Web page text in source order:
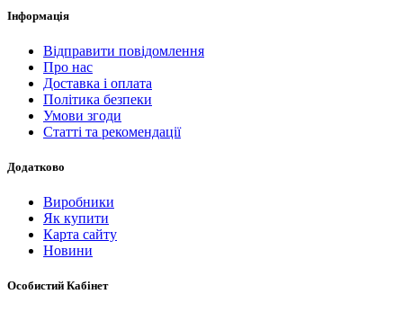
Інформація
Відправити повідомлення
Про нас
Доставка і оплата
Політика безпеки
Умови згоди
Статті та рекомендації
Додатково
Виробники
Як купити
Карта сайту
Новини
Особистий Кабінет